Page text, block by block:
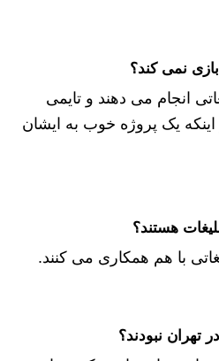
نمی کند؟
انجام می دهند و تایمی
اینکه یک پروژه خوب به ایشان
هستند؟
با هم همکاری می کنند.
تهران نبودند؟